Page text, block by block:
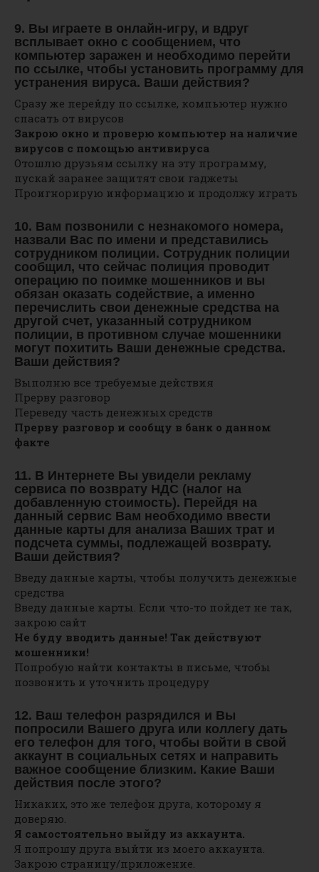
9. Вы играете в онлайн-игру, и вдруг
всплывает окно с сообщением, что
компьютер заражен и необходимо перейти
по ссылке, чтобы установить программу для
устранения вируса. Ваши действия?
Сразу же перейду по ссылке, компьютер нужно
спасать от вирусов
Закрою окно и проверю компьютер на наличие
вирусов с помощью антивируса
Отошлю друзьям ссылку на эту программу,
пускай заранее защитят свои гаджеты
Проигнорирую информацию и продолжу играть
10. Вам позвонили с незнакомого номера,
назвали Вас по имени и представились
сотрудником полиции. Сотрудник полиции
сообщил, что сейчас полиция проводит
операцию по поимке мошенников и вы
обязан оказать содействие, а именно
перечислить свои денежные средства на
другой счет, указанный сотрудником
полиции, в противном случае мошенники
могут похитить Ваши денежные средства.
Ваши действия?
Выполню все требуемые действия
Прерву разговор
Переведу часть денежных средств
Прерву разговор и сообщу в банк о данном
факте
11. В Интернете Вы увидели рекламу
сервиса по возврату НДС (налог на
добавленную стоимость). Перейдя на
данный сервис Вам необходимо ввести
данные карты для анализа Ваших трат и
подсчета суммы, подлежащей возврату.
Ваши действия?
Введу данные карты, чтобы получить денежные
средства
Введу данные карты. Если что-то пойдет не так,
закрою сайт
Не буду вводить данные! Так действуют
мошенники!
Попробую найти контакты в письме, чтобы
позвонить и уточнить процедуру
12. Ваш телефон разрядился и Вы
попросили Вашего друга или коллегу дать
его телефон для того, чтобы войти в свой
аккаунт в социальных сетях и направить
важное сообщение близким. Какие Ваши
действия после этого?
Никаких, это же телефон друга, которому я
доверяю.
Я самостоятельно выйду из аккаунта.
Я попрошу друга выйти из моего аккаунта.
Закрою страницу/приложение.